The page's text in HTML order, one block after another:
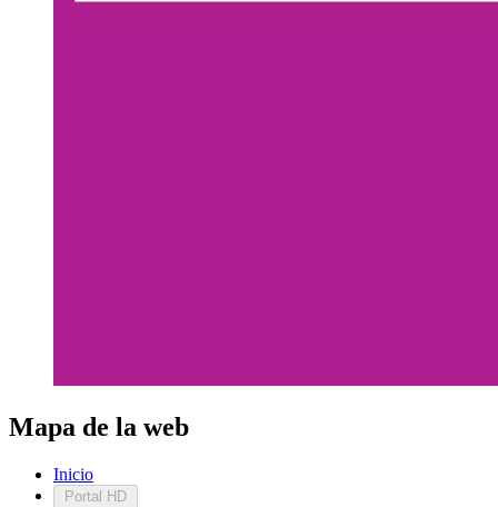
Mapa de la web
Inicio
Portal HD